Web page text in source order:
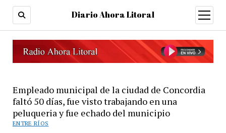
Diario Ahora Litoral
open
menu
Empleado municipal de la ciudad de Concordia
faltó 50 días, fue visto trabajando en una
peluqueria y fue echado del municipio
ENTRE RÍOS